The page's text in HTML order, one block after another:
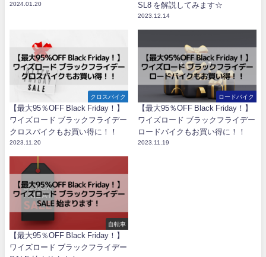
2024.01.20
SL8 を解説してみます☆
2023.12.14
クロスバイク
【最大95％OFF Black Friday！】
ワイズロード ブラックフライデー
クロスバイクもお買い得に！！
2023.11.20
ロードバイク
【最大95％OFF Black Friday！】
ワイズロード ブラックフライデー
ロードバイクもお買い得に！！
2023.11.19
自転車
【最大95％OFF Black Friday！】
ワイズロード ブラックフライデー